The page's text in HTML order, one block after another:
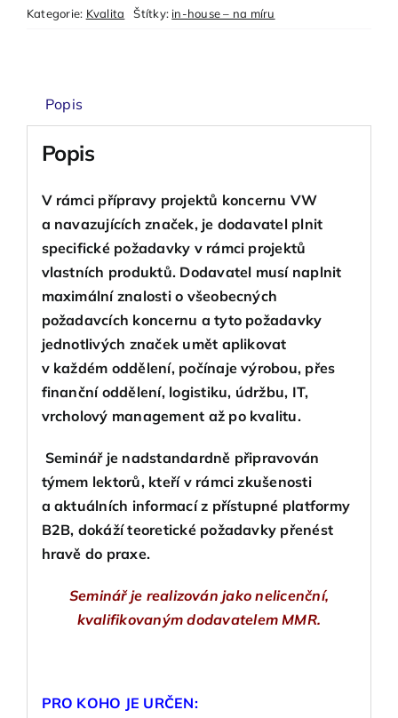
Kategorie: Kvalita Štítky: in-house – na míru
Popis
Popis
V rámci přípravy projektů koncernu VW
a navazujících značek, je dodavatel plnit
specifické požadavky v rámci projektů
vlastních produktů. Dodavatel musí naplnit
maximální znalosti o všeobecných
požadavcích koncernu a tyto požadavky
jednotlivých značek umět aplikovat
v každém oddělení, počínaje výrobou, přes
finanční oddělení, logistiku, údržbu, IT,
vrcholový management až po kvalitu.
Seminář je nadstandardně připravován
týmem lektorů, kteří v rámci zkušenosti
a aktuálních informací z přístupné platformy
B2B, dokáží teoretické požadavky přenést
hravě do praxe.
Seminář je realizován jako nelicenční,
kvalifikovaným dodavatelem MMR.
PRO KOHO JE URČEN: